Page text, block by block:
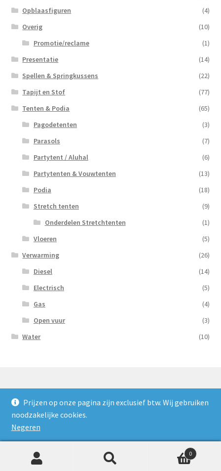
Prijzen op onze pagina zijn exclusief btw. Wij gebruiken
noodzakelijke cookies.
Negeren
Opblaasfiguren
(4)
Overig
(10)
Promotie/reclame
(1)
Presentatie
(14)
Spellen & Springkussens
(22)
Tapijt en Stof
(77)
Tenten & Podia
(65)
Pagodetenten
(3)
Parasols
(7)
Partytent / Aluhal
(6)
Partytenten & Vouwtenten
(13)
Podia
(18)
Stretch tenten
(9)
Onderdelen Stretchtenten
(1)
Vloeren
(5)
Verwarming
(26)
Diesel
(14)
Electrisch
(5)
Gas
(4)
Open vuur
(3)
Water
(10)
© Nooijens Verhuur 2026
Privacybeleid
Gebouwd met WooCommerce
0